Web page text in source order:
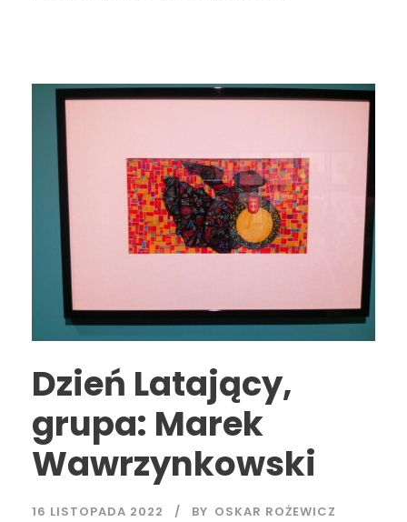
Dzień Latający,
grupa: Marek
Wawrzynkowski
16 LISTOPADA 2022 BY OSKAR ROŻEWICZ